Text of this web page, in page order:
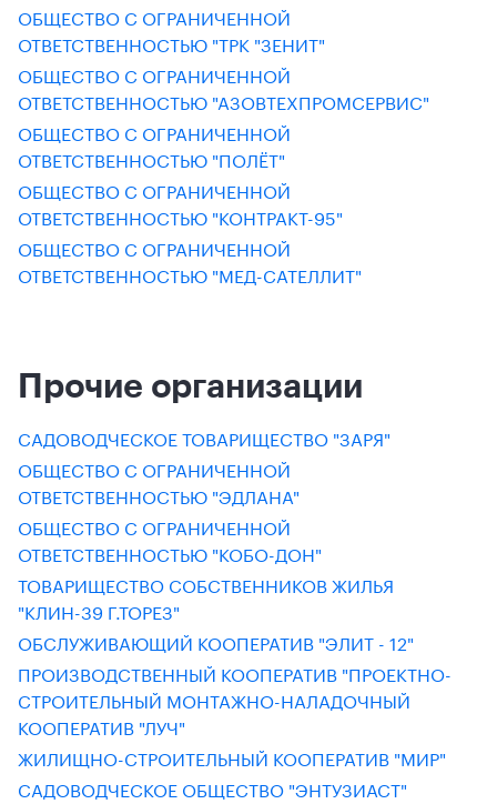
ОБЩЕСТВО С ОГРАНИЧЕННОЙ
ОТВЕТСТВЕННОСТЬЮ "ТРК "ЗЕНИТ"
ОБЩЕСТВО С ОГРАНИЧЕННОЙ
ОТВЕТСТВЕННОСТЬЮ "АЗОВТЕХПРОМСЕРВИС"
ОБЩЕСТВО С ОГРАНИЧЕННОЙ
ОТВЕТСТВЕННОСТЬЮ "ПОЛЁТ"
ОБЩЕСТВО С ОГРАНИЧЕННОЙ
ОТВЕТСТВЕННОСТЬЮ "КОНТРАКТ-95"
ОБЩЕСТВО С ОГРАНИЧЕННОЙ
ОТВЕТСТВЕННОСТЬЮ "МЕД-САТЕЛЛИТ"
Прочие организации
САДОВОДЧЕСКОЕ ТОВАРИЩЕСТВО "ЗАРЯ"
ОБЩЕСТВО С ОГРАНИЧЕННОЙ
ОТВЕТСТВЕННОСТЬЮ "ЭДЛАНА"
ОБЩЕСТВО С ОГРАНИЧЕННОЙ
ОТВЕТСТВЕННОСТЬЮ "КОБО-ДОН"
ТОВАРИЩЕСТВО СОБСТВЕННИКОВ ЖИЛЬЯ
"КЛИН-39 Г.ТОРЕЗ"
ОБСЛУЖИВАЮЩИЙ КООПЕРАТИВ "ЭЛИТ - 12"
ПРОИЗВОДСТВЕННЫЙ КООПЕРАТИВ "ПРОЕКТНО-
СТРОИТЕЛЬНЫЙ МОНТАЖНО-НАЛАДОЧНЫЙ
КООПЕРАТИВ "ЛУЧ"
ЖИЛИЩНО-СТРОИТЕЛЬНЫЙ КООПЕРАТИВ "МИР"
САДОВОДЧЕСКОЕ ОБЩЕСТВО "ЭНТУЗИАСТ"